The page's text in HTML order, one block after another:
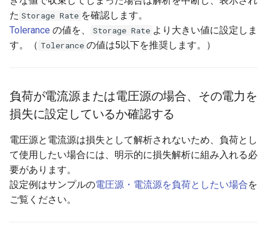
た Storage Rate を確認します。
Tolerance の値を、 Storage Rate より大きい値に設定しま
す。（ Tolerance の値は5以下を推奨します。）
負荷が電流源または電圧源の場合、その電力を
損失に設定しているか確認する
電圧源と電流源は損失として解析されないため、負荷とし
て使用したい場合には、明示的に損失解析に組み入れる必
要があります。
設定例はサンプルの電圧源・電流源を負荷としたい場合を
ご覧ください。